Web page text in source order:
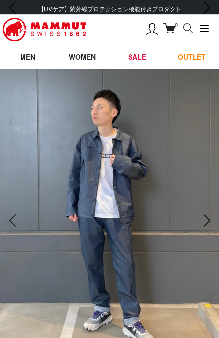
【UVケア】紫外線プロテクション機能付きプロダクト
前の画像 次の画像
0
MEN WOMEN SALE OUTLET